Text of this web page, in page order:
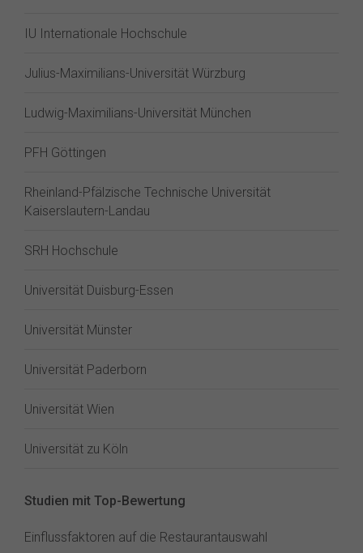
IU Internationale Hochschule
Julius-Maximilians-Universität Würzburg
Ludwig-Maximilians-Universität München
PFH Göttingen
Rheinland-Pfälzische Technische Universität
Kaiserslautern-Landau
SRH Hochschule
Universität Duisburg-Essen
Universität Münster
Universität Paderborn
Universität Wien
Universität zu Köln
Studien mit Top-Bewertung
Einflussfaktoren auf die Restaurantauswahl